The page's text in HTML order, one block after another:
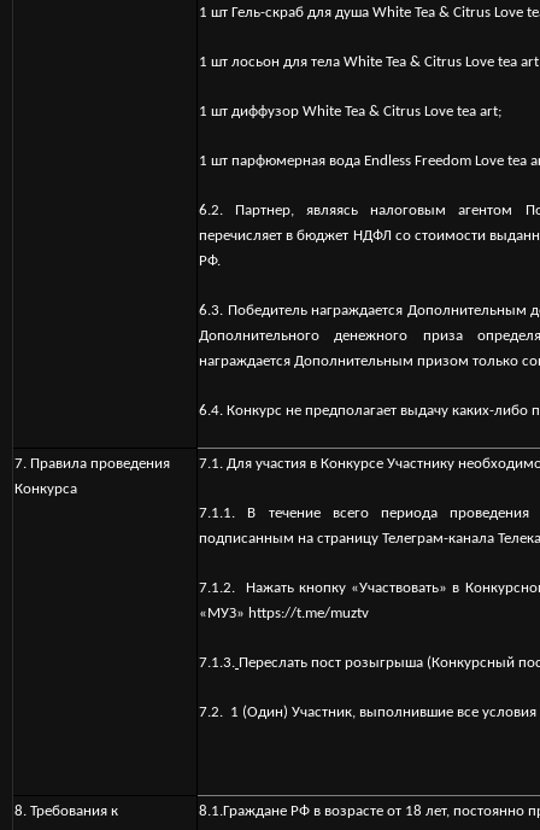
1 шт Гель-скраб для душа White Tea & Citrus Love
1 шт лосьон для тела White Tea & Citrus Love tea
1 шт диффузор White Tea & Citrus Love tea art;
1 шт парфюмерная вода Endless Freedom Love tea
6.2. Партнер, являясь налоговым агентом
перечисляет в бюджет НДФЛ со стоимости
РФ.
6.3. Победитель награждается
Дополнительного денежного приза
награждается Дополнительным призом только
6.4. Конкурс не предполагает выдачу каких-либо
7. Правила проведения
Конкурса
7.1. Для участия в Конкурсе Участнику
7.1.1. В течение всего периода
подписанным на страницу Телеграм-канала
7.1.2. Нажать кнопку «Участвовать» в
«МУЗ» https://t.me/muztv
7.1.3. Переслать пост розыгрыша (Конкурсный
7.2. 1 (Один) Участник, выполнившие все
8. Требования к
8.1.Граждане РФ в возрасте от 18 лет,